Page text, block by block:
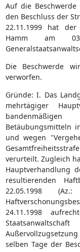
Auf die Beschwerde
den Beschluss der
22.11.1999 hat
Hamm am
Die Beschwerde
verworfen.
Gründe: I. Das
mehrtägiger
Betäubungsmitteln
und wegen
verurteilt. Zugleich
Hauptverhandlung
resultierenden
22.05.1998
24.11.1998
selben Tage der